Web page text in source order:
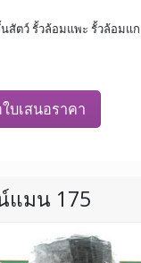
สัตว์ รั้วล้อมแพะ รั้วล้อมแ
บเสนอราคา
แมน 175